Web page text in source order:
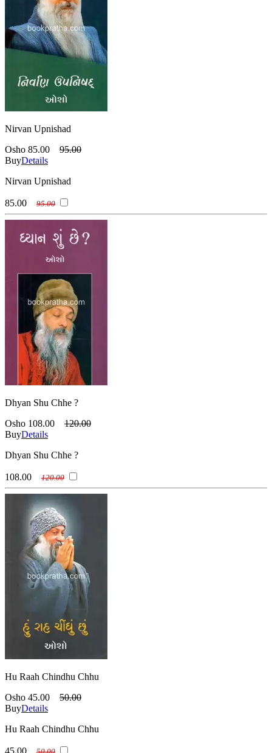
Nirvan Upnishad
Osho 85.00
95.00
BuyDetails
Nirvan Upnishad
85.00 95.00
Dhyan Shu Chhe ?
Osho 108.00
120.00
BuyDetails
Dhyan Shu Chhe ?
108.00 120.00
Hu Raah Chindhu Chhu
Osho 45.00
50.00
BuyDetails
Hu Raah Chindhu Chhu
45.00